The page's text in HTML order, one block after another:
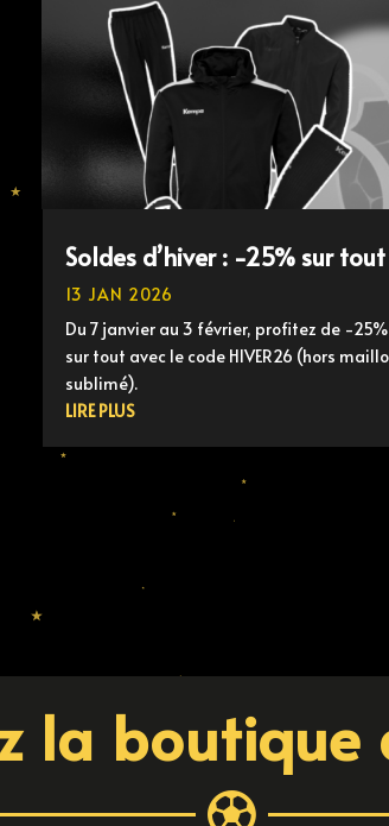
Soldes d’hiver : -25% sur
13 JAN 2026
Du 7 janvier au 3 février, profitez de -25%
sur tout avec le code HIVER26 (hors
sublimé).
LIRE PLUS
la boutique
